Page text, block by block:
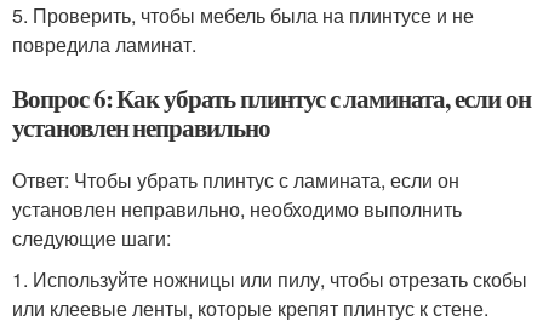
5. Проверить, чтобы мебель была на плинтусе и не
повредила ламинат.
Вопрос 6: Как убрать плинтус с ламината, если он
установлен неправильно
Ответ: Чтобы убрать плинтус с ламината, если он
установлен неправильно, необходимо выполнить
следующие шаги:
1. Используйте ножницы или пилу, чтобы отрезать скобы
или клеевые ленты, которые крепят плинтус к стене.